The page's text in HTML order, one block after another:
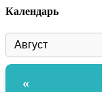
Календарь
«